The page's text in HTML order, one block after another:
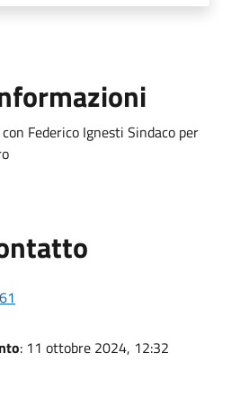
Federico Ignesti Sindaco per
: 11 ottobre 2024, 12:32